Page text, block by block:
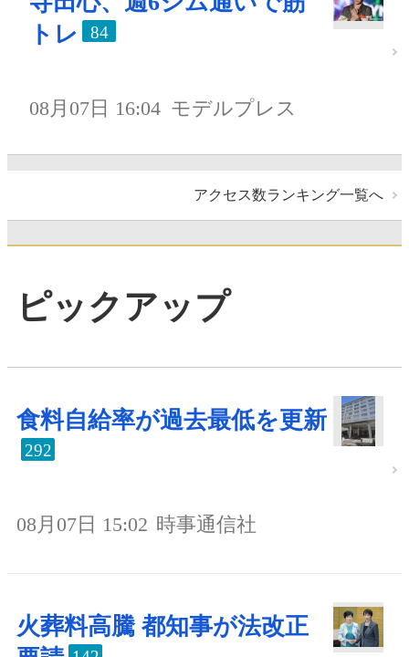
トレ
84
08月07日 16:04 モデルプレス
アクセス数ランキング一覧へ
ピックアップ
食料自給率が過去最低を更新
292
08月07日 15:02 時事通信社
火葬料高騰 都知事が法改正